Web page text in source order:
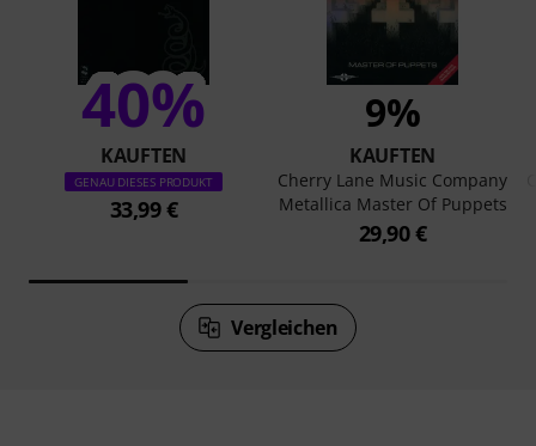
40%
KAUFTEN
GENAU DIESES PRODUKT
33,99 €
9%
KAUFTEN
Cherry Lane Music Company
Metallica Master Of Puppets
29,90 €
Vergleichen